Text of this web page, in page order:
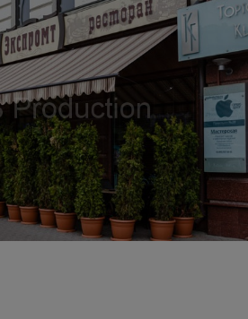
ресторана ПРОСТЫЕ ВЕЩИ